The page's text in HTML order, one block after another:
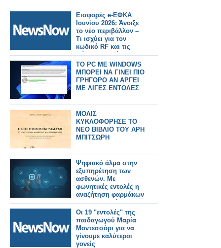
Εισφορές e-ΕΦΚΑ
Ιουνίου 2026: Άνοιξε
το νέο περιβάλλον –
Τι ισχύει για τον
κωδικό RF και τις
πάγιες εντολές
TO PC ME WINDOWS
ΜΠΟΡΕΙ ΝΑ ΓΙΝΕΙ ΠΙΟ
ΓΡΗΓΟΡΟ ΑΝ ΑΡΓΕΙ
ΜΕ ΛΙΓΕΣ ΕΝΤΟΛΕΣ
ΜΟΛΙΣ
ΚΥΚΛΟΦΟΡΗΣΕ ΤΟ
ΝΕΟ ΒΙΒΛΙΟ ΤΟΥ ΑΡΗ
ΜΠΙΤΣΩΡΗ
Ψηφιακό άλμα στην
εξυπηρέτηση των
ασθενών. Με
φωνητικές εντολές η
αναζήτηση φαρμάκων
και υπηρεσιών για
όλους
Οι 19 "εντολές" της
παιδαγωγού Μαρία
Μοντεσσόρι για να
γίνουμε καλύτεροι
γονείς